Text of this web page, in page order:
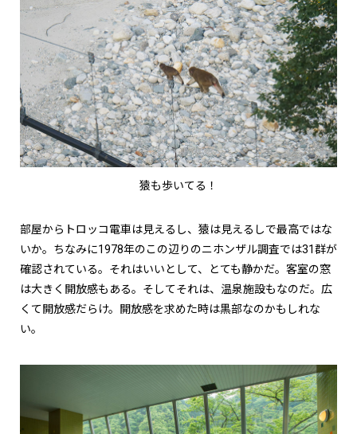
猿も歩いてる！
部屋からトロッコ電車は見えるし、猿は見えるしで最高ではな
いか。ちなみに1978年のこの辺りのニホンザル調査では31群が
確認されている。それはいいとして、とても静かだ。客室の窓
は大きく開放感もある。そしてそれは、温泉施設もなのだ。広
くて開放感だらけ。開放感を求めた時は黒部なのかもしれな
い。